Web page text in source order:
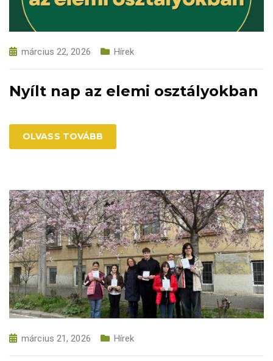
március 22, 2026 Hírek
Nyílt nap az elemi osztályokban
OLVASS TOVÁBB
március 21, 2026 Hírek